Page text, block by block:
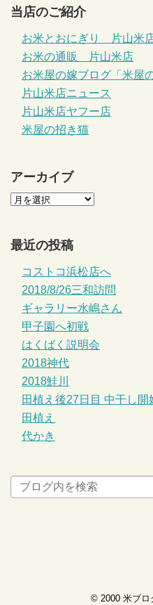
当店のご紹介
お米とおにぎり 片山米
お米の通販 片山米店
お米屋の嫁ブログ「米屋
片山米店ニュース
片山米店ヤフー店
米屋の招き猫
アーカイブ
最近の投稿
コストコ浜松店へ
2018/8/26三和訪問
ギャラリー水嶋さん
甲子園へ初戦
はくばく説明会
2018神代
2018鮭川
田植え後27日目 中干し開
田植え
代かき
© 2000 米ブロ